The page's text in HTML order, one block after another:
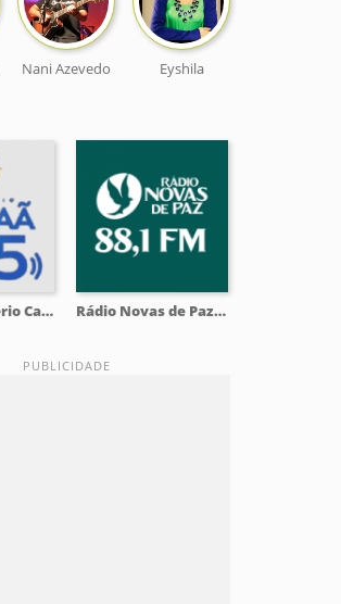
Nani Azevedo Eyshila
Rádio Ministério Canaã 93.5 FM Rádio Novas de Paz 88.1 FM